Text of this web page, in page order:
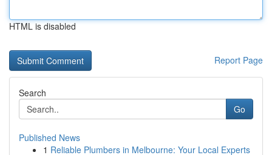
HTML is disabled
Report Page
Search
Go
Published News
1 Reliable Plumbers in Melbourne: Your Local Experts